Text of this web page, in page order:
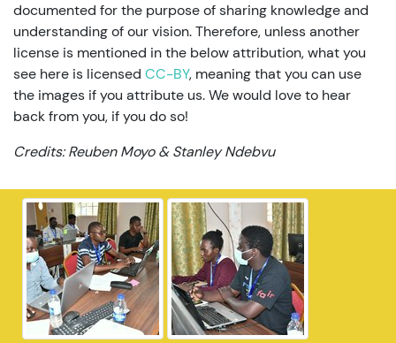
documented for the purpose of sharing knowledge and
understanding of our vision. Therefore, unless another
license is mentioned in the below attribution, what you
see here is licensed CC-BY, meaning that you can use
the images if you attribute us. We would love to hear
back from you, if you do so!
Credits: Reuben Moyo & Stanley Ndebvu